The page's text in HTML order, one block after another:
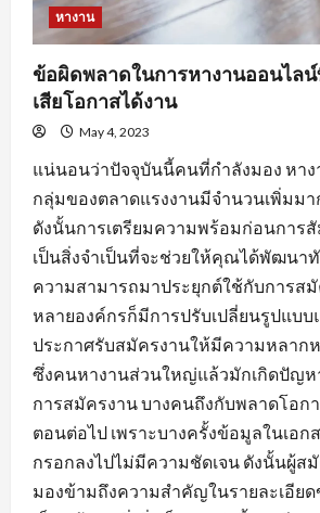
หางาน
ข้อผิดพลาดในการหางานออนไล
เสียโอกาสได้งาน
May 4, 2023
แน่นอนว่าปัจจุบันนี้คนที่กำลังมอง หา
กลุ่มของตลาดแรงงานมีจำนวนเพิ่มม
ดังนั้นการเตรียมความพร้อมก่อนการ
เป็นสิ่งจำเป็นที่จะช่วยให้คุณได้พัฒนา
ความสามารถมาประยุกต์ใช้กับการส
หลายองค์กรก็มีการปรับเปลี่ยนรูปแบบ
ประกาศรับสมัครงานให้มีความหลาก
ซึ่งคนหางานส่วนใหญ่แล้วมักเกิดปัญห
การสมัครงาน บางคนถึงกับพลาดโอก
ตอนต่อไป เพราะบางครั้งข้อมูลในเอก
กรอกลงไปไม่มีความชัดเจน ดังนั้นผู้ส
มองข้ามถึงความสำคัญในรายละเอีย